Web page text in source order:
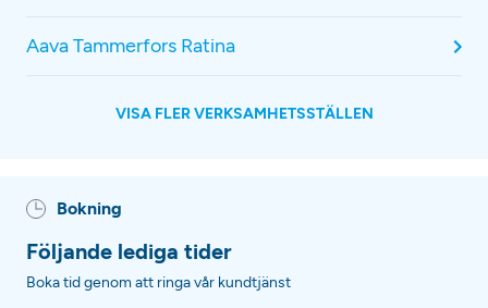
Aava Tammerfors Ratina
VISA FLER VERKSAMHETSSTÄLLEN
Bokning
Följande lediga tider
Boka tid genom att ringa vår kundtjänst